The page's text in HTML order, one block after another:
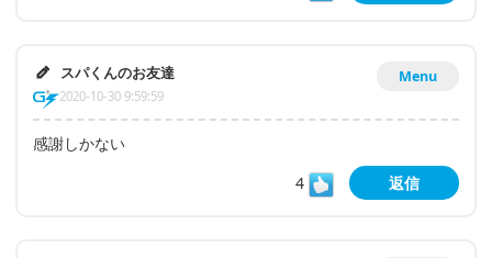
Menu
スパくんのお友達
2020-10-30 9:59:59
感謝しかない
4
返信